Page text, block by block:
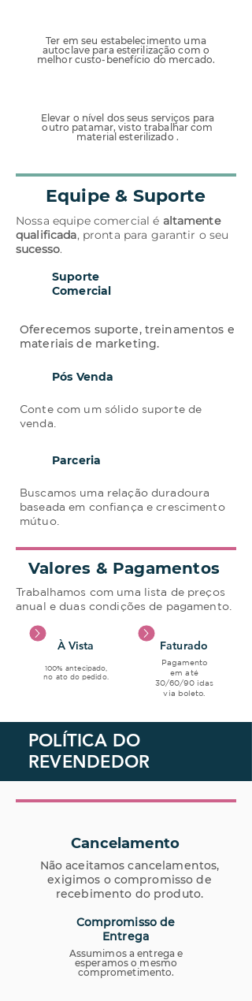
Ter em seu estabelecimento uma
autoclave para esterilização com o
melhor custo-benefício do mercado.
Elevar o nível dos seus serviços para
outro patamar, visto trabalhar com
material esterilizado .
Equipe & Suporte
Nossa equipe comercial é altamente
qualificada, pronta para garantir o seu
sucesso.
Suporte
Comercial
Oferecemos suporte, treinamentos e
materiais de marketing.
Pós Venda
Conte com um sólido suporte de
venda.
Parceria
Buscamos uma relação duradoura
baseada em confiança e crescimento
mútuo.
Valores & Pagamentos
Trabalhamos com uma lista de preços
anual e duas condições de pagamento.
À Vista
100% antecipado,
no ato do pedido.
Faturado
Pagamento
em até
30/60/90 idas
via boleto.
POLÍTICA DO
REVENDEDOR
Cancelamento
Não aceitamos cancelamentos,
exigimos o compromisso de
recebimento do produto.
Assumimos a entrega e
esperamos o mesmo
comprometimento.
Compromisso de
Entrega